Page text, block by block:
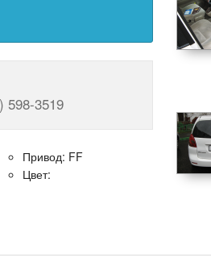
598-3519
Привод: FF
Цвет: